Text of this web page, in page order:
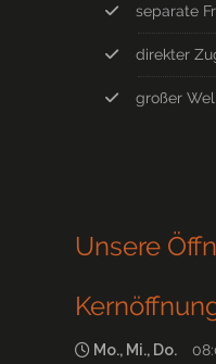
separate
direkter
großer
Unsere
Mo., Mi., Do.